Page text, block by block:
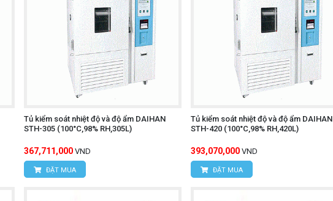
Tủ kiểm soát nhiệt độ và độ ẩm DAIHAN
STH-305 (100°C,98% RH,305L)
367,711,000 VND
ĐẶT MUA
Tủ kiểm soát nhiệt độ và độ ẩm DAIHAN
STH-420 (100°C,98% RH,420L)
393,070,000 VND
ĐẶT MUA